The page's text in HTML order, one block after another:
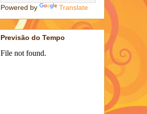
Powered by Translate
Previsão do Tempo